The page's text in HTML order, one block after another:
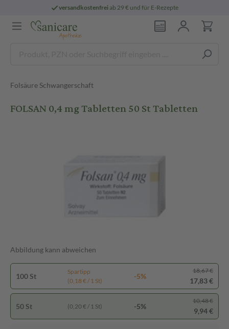
versandkostenfreiab 29 € und für E-Rezepte
Folsäure Schwangerschaft
FOLSAN 0,4 mg Tabletten 50 St Tabletten
Abbildung kann abweichen
100 St
Spartipp
(0,18 € / 1 St)
-5%
18,67 €
17,83 €
50 St (0,20 € / 1 St) -5%
10,48 €
9,94 €